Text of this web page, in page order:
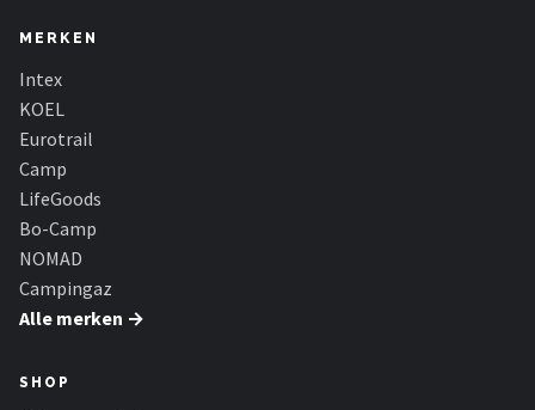
MERKEN
Intex
KOEL
Eurotrail
Camp
LifeGoods
Bo-Camp
NOMAD
Campingaz
Alle merken →
SHOP